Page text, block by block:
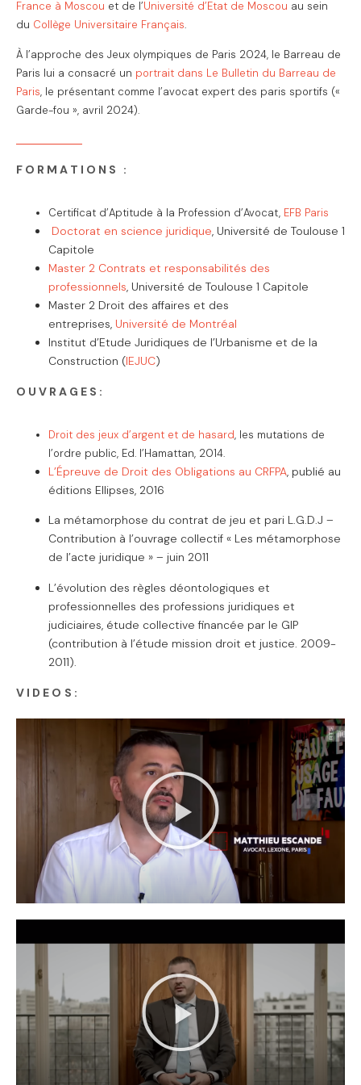
France à Moscou et de l’Université d’Etat de Moscou au sein
du Collège Universitaire Français.
À l’approche des Jeux olympiques de Paris 2024, le Barreau de
Paris lui a consacré un portrait dans Le Bulletin du Barreau de
Paris, le présentant comme l’avocat expert des paris sportifs («
Garde-fou », avril 2024).
FORMATIONS :
Certificat d’Aptitude à la Profession d’Avocat, EFB Paris
Doctorat en science juridique, Université de Toulouse 1
Capitole
Master 2 Contrats et responsabilités des
professionnels, Université de Toulouse 1 Capitole
Master 2 Droit des affaires et des
entreprises, Université de Montréal
Institut d’Etude Juridiques de l’Urbanisme et de la
Construction (IEJUC)
OUVRAGES:
Droit des jeux d’argent et de hasard, les mutations de
l’ordre public, Ed. l’Hamattan, 2014.
L’Épreuve de Droit des Obligations au CRFPA, publié au
éditions Ellipses, 2016
La métamorphose du contrat de jeu et pari L.G.D.J –
Contribution à l’ouvrage collectif « Les métamorphose
de l’acte juridique » – juin 2011
L’évolution des règles déontologiques et
professionnelles des professions juridiques et
judiciaires, étude collective financée par le GIP
(contribution à l’étude mission droit et justice. 2009-
2011).
VIDEOS: